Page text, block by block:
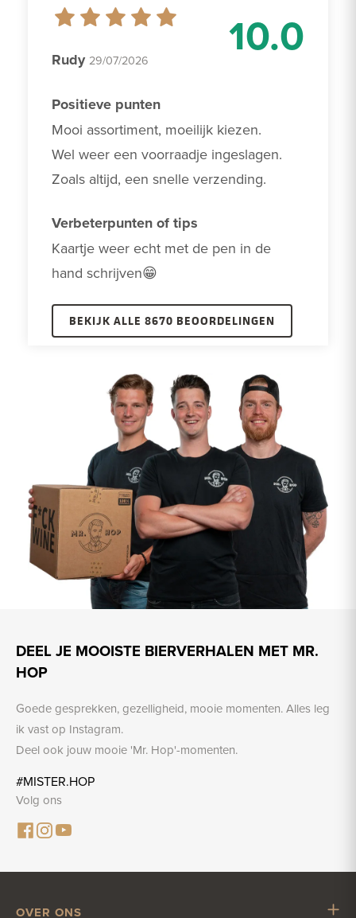
10.0
Rudy 29/07/2026
Positieve punten
Mooi assortiment, moeilijk kiezen.
Wel weer een voorraadje ingeslagen.
Zoals altijd, een snelle verzending.
Verbeterpunten of tips
Kaartje weer echt met de pen in de
hand schrijven😁
BEKIJK ALLE 8670 BEOORDELINGEN
DEEL JE MOOISTE BIERVERHALEN MET MR.
HOP
Goede gesprekken, gezelligheid, mooie momenten. Alles leg
ik vast op Instagram.
Deel ook jouw mooie 'Mr. Hop'-momenten.
#MISTER.HOP
Volg ons
OVER ONS